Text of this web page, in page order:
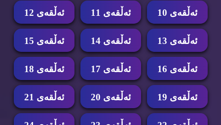
ئه‌ڵقه‌ی 10 ئه‌ڵقه‌ی 11 ئه‌ڵقه‌ی 12
ئه‌ڵقه‌ی 13 ئه‌ڵقه‌ی 14 ئه‌ڵقه‌ی 15
ئه‌ڵقه‌ی 16 ئه‌ڵقه‌ی 17 ئه‌ڵقه‌ی 18
ئه‌ڵقه‌ی 19 ئه‌ڵقه‌ی 20 ئه‌ڵقه‌ی 21